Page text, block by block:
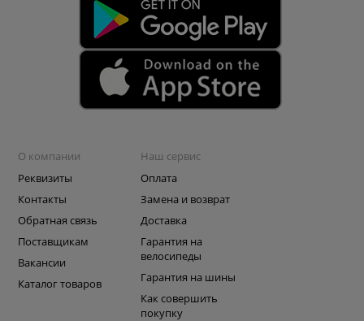
О компании
Реквизиты
Контакты
Обратная связь
Поставщикам
Вакансии
Каталог товаров
Наш сервис
Оплата
Замена и возврат
Доставка
Гарантия на
велосипеды
Гарантия на шины
Как совершить
покупку